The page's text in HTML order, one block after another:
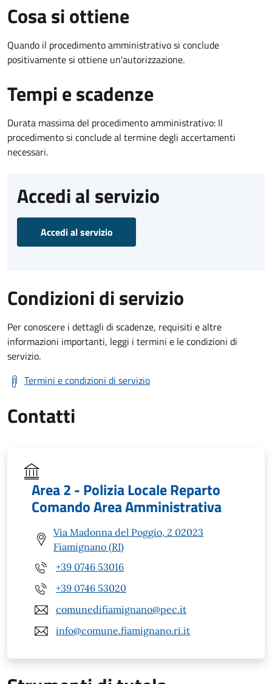
Cosa si ottiene
Quando il procedimento amministrativo si conclude
positivamente si ottiene un'autorizzazione.
Tempi e scadenze
Durata massima del procedimento amministrativo: Il
procedimento si conclude al termine degli accertamenti
necessari.
Accedi al servizio
Accedi al servizio
Condizioni di servizio
Per conoscere i dettagli di scadenze, requisiti e altre
informazioni importanti, leggi i termini e le condizioni di
servizio.
Termini e condizioni di servizio
Contatti
Area 2 - Polizia Locale Reparto
Comando Area Amministrativa
Via Madonna del Poggio, 2 02023
Fiamignano (RI)
+39 0746 53016
+39 0746 53020
comunedifiamignano@pec.it
info@comune.fiamignano.ri.it